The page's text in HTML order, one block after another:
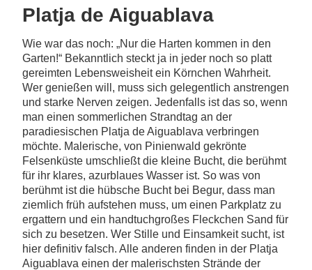
Platja de Aiguablava
Wie war das noch: „Nur die Harten kommen in den
Garten!“ Bekanntlich steckt ja in jeder noch so platt
gereimten Lebensweisheit ein Körnchen Wahrheit.
Wer genießen will, muss sich gelegentlich anstrengen
und starke Nerven zeigen. Jedenfalls ist das so, wenn
man einen sommerlichen Strandtag an der
paradiesischen Platja de Aiguablava verbringen
möchte. Malerische, von Pinienwald gekrönte
Felsenküste umschließt die kleine Bucht, die berühmt
für ihr klares, azurblaues Wasser ist. So was von
berühmt ist die hübsche Bucht bei Begur, dass man
ziemlich früh aufstehen muss, um einen Parkplatz zu
ergattern und ein handtuchgroßes Fleckchen Sand für
sich zu besetzen. Wer Stille und Einsamkeit sucht, ist
hier definitiv falsch. Alle anderen finden in der Platja
Aiguablava einen der malerischsten Strände der